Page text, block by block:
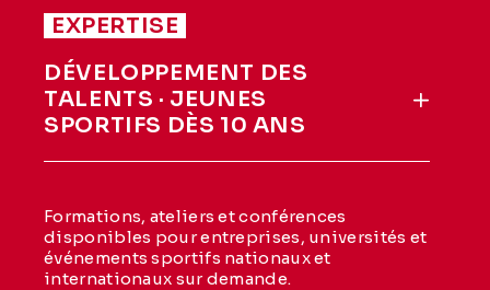
EXPERTISE
DÉVELOPPEMENT DES
TALENTS · JEUNES
SPORTIFS DÈS 10 ANS
Formations, ateliers et conférences
disponibles pour entreprises, universités et
événements sportifs nationaux et
internationaux sur demande.